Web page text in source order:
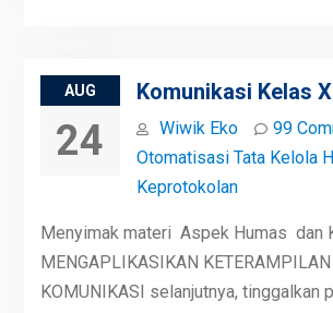
AUG
24
Komunikasi Kelas
Wiwik Eko
99
Otomatisasi Tata Kelola
Keprotokolan
Menyimak materi Aspek Humas dan
MENGAPLIKASIKAN
KOMUNIKASI selanjutnya, tinggalkan